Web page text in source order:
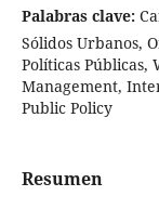
Palabras clave:
Sólidos Urbanos,
Políticas Públicas,
Management,
Public Policy
Resumen